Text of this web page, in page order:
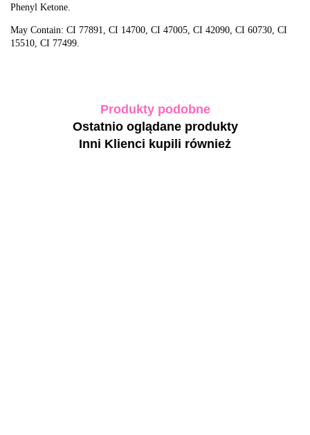
Phenyl Ketone.
May Contain: CI 77891, CI 14700, CI 47005, CI 42090, CI 60730, CI
15510, CI 77499.
Produkty podobne
Ostatnio oglądane produkty
Inni Klienci kupili również